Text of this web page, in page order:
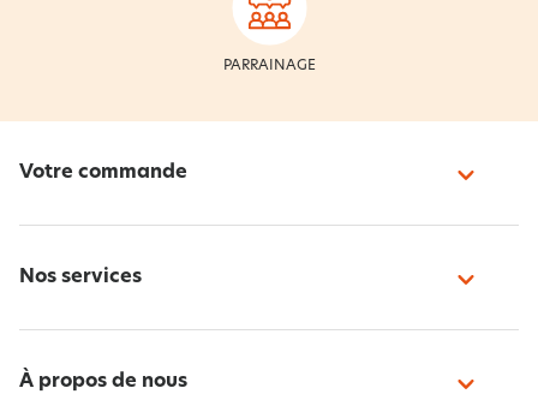
PARRAINAGE
Votre commande
Nos services
À propos de nous